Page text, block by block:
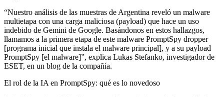
“Nuestro análisis de las muestras de Argentina reveló un malware
multietapa con una carga maliciosa (payload) que hace un uso
indebido de Gemini de Google. Basándonos en estos hallazgos,
llamamos a la primera etapa de este malware PromptSpy dropper
[programa inicial que instala el malware principal], y a su payload
PromptSpy [el malware]”, explica Lukas Stefanko, investigador de
ESET, en un blog de la compañía.
El rol de la IA en PromptSpy: qué es lo novedoso